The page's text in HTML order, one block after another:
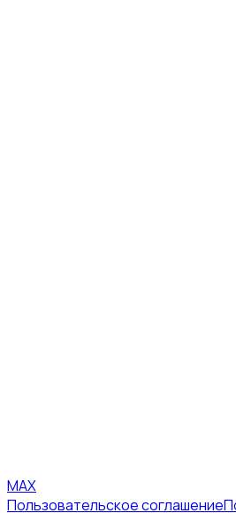
MAX
Пользовательское соглашение